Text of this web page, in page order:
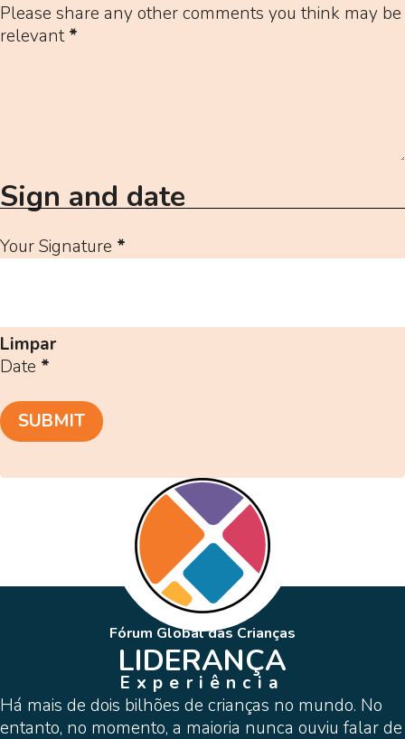
Please share any other comments you think may be
relevant *
Sign and date
Your Signature *
Limpar
Date *
SUBMIT
Fórum Global das Crianças
LIDERANÇA
Experiência
Há mais de dois bilhões de crianças no mundo. No
entanto, no momento, a maioria nunca ouviu falar de